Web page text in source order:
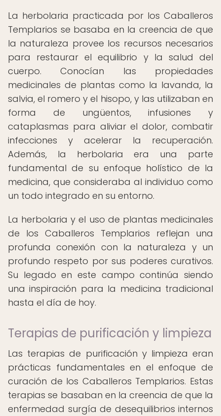
La herbolaria practicada por los Caballeros
Templarios se basaba en la creencia de que
la naturaleza provee los recursos necesarios
para restaurar el equilibrio y la salud del
cuerpo. Conocían las propiedades
medicinales de plantas como la lavanda, la
salvia, el romero y el hisopo, y las utilizaban en
forma de ungüentos, infusiones y
cataplasmas para aliviar el dolor, combatir
infecciones y acelerar la recuperación.
Además, la herbolaria era una parte
fundamental de su enfoque holístico de la
medicina, que consideraba al individuo como
un todo integrado en su entorno.
La herbolaria y el uso de plantas medicinales
de los Caballeros Templarios reflejan una
profunda conexión con la naturaleza y un
profundo respeto por sus poderes curativos.
Su legado en este campo continúa siendo
una inspiración para la medicina tradicional
hasta el día de hoy.
Terapias de purificación y limpieza
Las terapias de purificación y limpieza eran
prácticas fundamentales en el enfoque de
curación de los Caballeros Templarios. Estas
terapias se basaban en la creencia de que la
enfermedad surgía de desequilibrios internos